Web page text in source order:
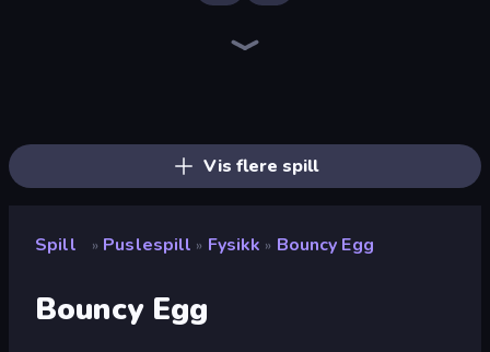
Vis flere spill
Spill » Puslespill » Fysikk » Bouncy Egg
Bouncy Egg